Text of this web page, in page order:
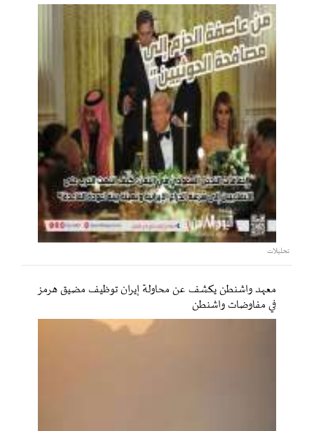
تحليلات
معهد واشنطن يكشف عن محاولة إيران توظيف مضيق هرمز
في مفاوضات واشنطن